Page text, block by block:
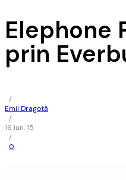
Elephone
prin
/
Emil Dragotă
/
16 iun. 15
/
0